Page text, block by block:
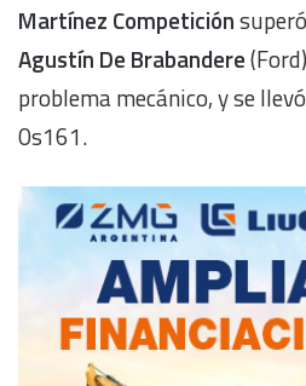
Martínez Competición
Agustín De Brabandere
problema mecánico, y se
0s161.